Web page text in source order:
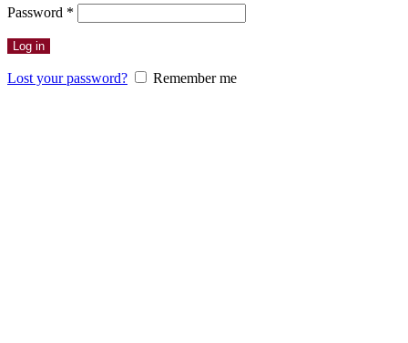
Password *
Log in
Lost your password? Remember me